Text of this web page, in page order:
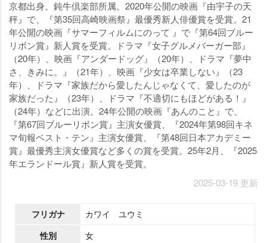
京都出身。鈍牛倶楽部所属。2020年公開の映画『由宇子の天
秤』で、『第35回高崎映画祭』最優秀新人俳優賞を受賞。21
年公開の映画『サマーフィルムにのって 』で『第64回ブルー
リボン賞』新人賞を受賞。ドラマ『女子グルメバーガー部』
（20年）、映画『アンダードッグ』（20年）、ドラマ『夢中
さ、きみに。』（21年）、映画『少女は卒業しない』（23
年）、ドラマ『家族だから愛したんじゃなくて、愛したのが
家族だった』（23年）、ドラマ『不適切にもほどがある！』
（24年）などに出演。24年公開の映画『あんのこと』で、
『第67回ブルーリボン賞』主演女優賞、『2024年第98回キネ
マ旬報ベスト・テン』主演女優賞、『第48回日本アカデミー
賞』最優秀主演女優賞など多くの賞を受賞。25年2月、『2025
年エランドール賞』新人賞を受賞。
2025-03-19 更新
フリガナ
カワイ ユウミ
性別
女